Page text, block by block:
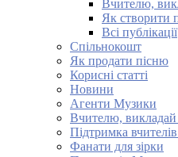
Вчителю,
Як створити
Всі публікації
Спільнокошт
Як продати пісню
Корисні статті
Новини
Агенти Музики
Вчителю,
Підтримка
Фанати для зірки